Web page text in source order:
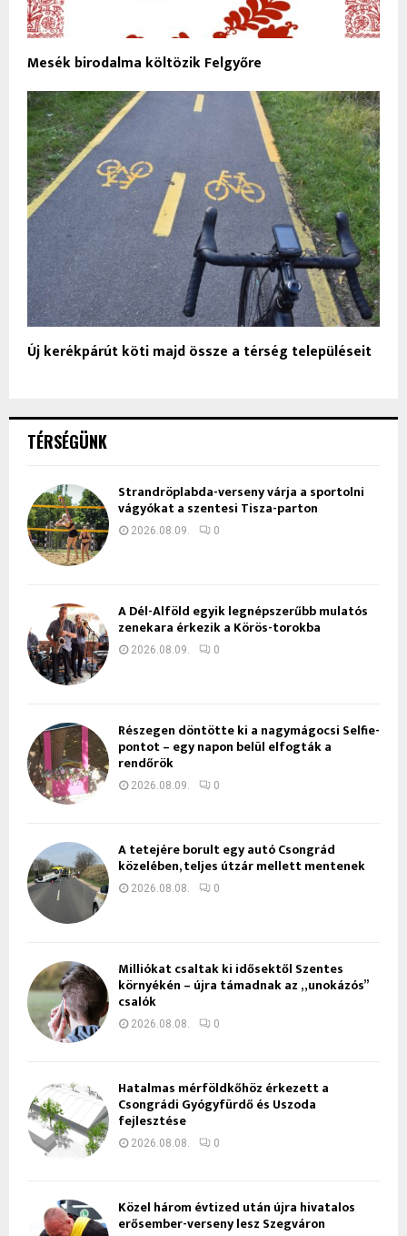
Mesék birodalma költözik Felgyőre
Új kerékpárút köti majd össze a térség településeit
TÉRSÉGÜNK
Strandröplabda-verseny várja a sportolni
vágyókat a szentesi Tisza-parton
2026.08.09. 0
A Dél-Alföld egyik legnépszerűbb mulatós
zenekara érkezik a Körös-torokba
2026.08.09. 0
Részegen döntötte ki a nagymágocsi Selfie-
pontot – egy napon belül elfogták a
rendőrök
2026.08.09. 0
A tetejére borult egy autó Csongrád
közelében, teljes útzár mellett mentenek
2026.08.08. 0
Milliókat csaltak ki idősektől Szentes
környékén – újra támadnak az „unokázós”
csalók
2026.08.08. 0
Hatalmas mérföldkőhöz érkezett a
Csongrádi Gyógyfürdő és Uszoda
fejlesztése
2026.08.08. 0
Közel három évtized után újra hivatalos
erősember-verseny lesz Szegváron